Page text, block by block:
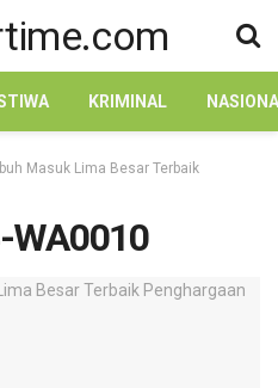
KRIMINAL
Masuk Lima Besar Terbaik
WA0010